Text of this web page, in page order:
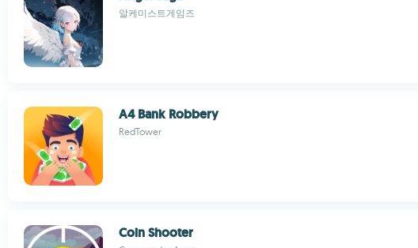
알케미스트게임즈
A4 Bank Robbery
RedTower
Coin Shooter